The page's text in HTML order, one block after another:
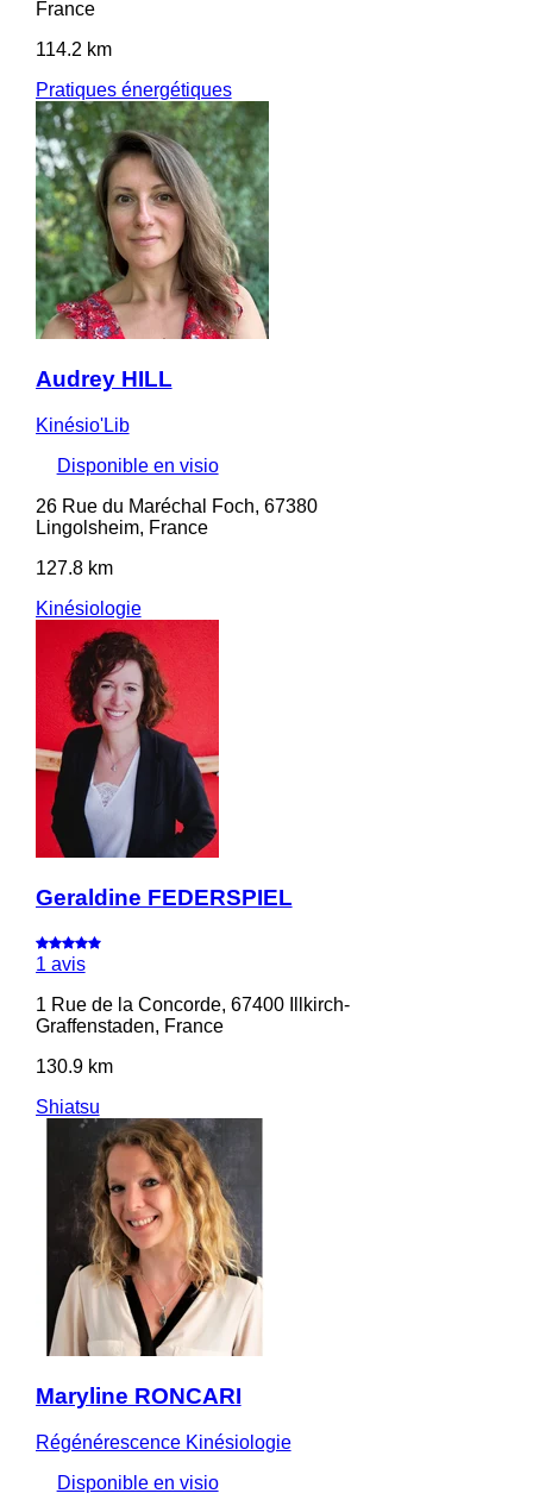
France
114.2 km
Pratiques énergétiques
Audrey HILL
Kinésio'Lib
Disponible en visio
26 Rue du Maréchal Foch, 67380
Lingolsheim, France
127.8 km
Kinésiologie
Geraldine FEDERSPIEL
1 avis
1 Rue de la Concorde, 67400 Illkirch-
Graffenstaden, France
130.9 km
Shiatsu
Maryline RONCARI
Régénérescence Kinésiologie
Disponible en visio